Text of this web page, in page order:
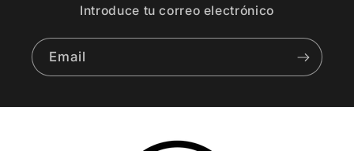
Introduce tu correo electrónico
Email